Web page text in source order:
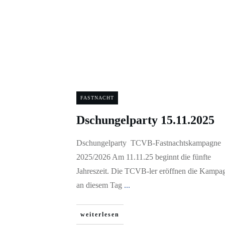
FASTNACHT
Dschungelparty 15.11.2025
Dschungelparty TCVB-Fastnachtskampagne
2025/2026 Am 11.11.25 beginnt die fünfte
Jahreszeit. Die TCVB-ler eröffnen die
an diesem Tag ...
weiterlesen